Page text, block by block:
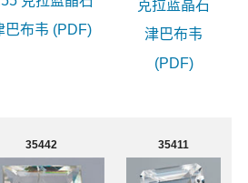
巴布韦 (PDF)
克拉蓝晶石
津巴布韦
(PDF)
35442 35411